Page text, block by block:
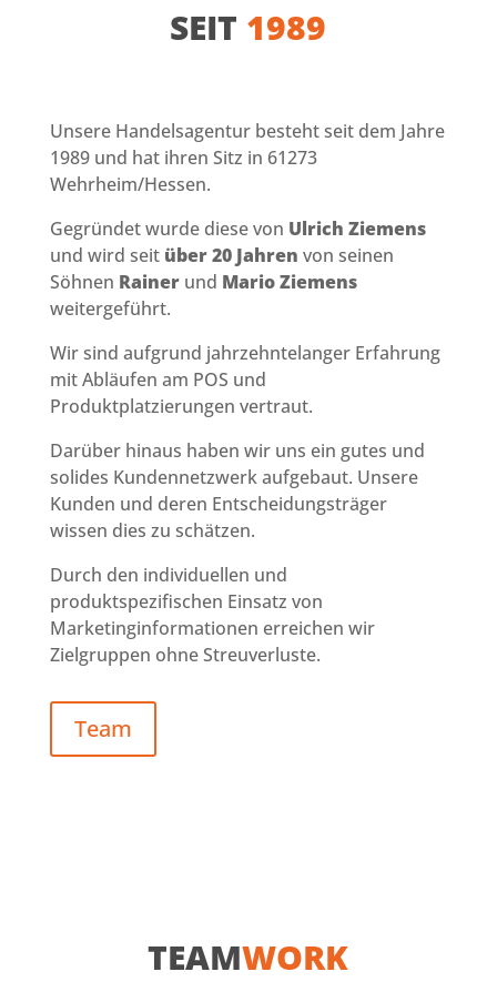
SEIT 1989
Unsere Handelsagentur besteht seit dem Jahre
1989 und hat ihren Sitz in 61273
Wehrheim/Hessen.
Gegründet wurde diese von Ulrich Ziemens
und wird seit über 20 Jahren von seinen
Söhnen Rainer und Mario Ziemens
weitergeführt.
Wir sind aufgrund jahrzehntelanger Erfahrung
mit Abläufen am POS und
Produktplatzierungen vertraut.
Darüber hinaus haben wir uns ein gutes und
solides Kundennetzwerk aufgebaut. Unsere
Kunden und deren Entscheidungsträger
wissen dies zu schätzen.
Durch den individuellen und
produktspezifischen Einsatz von
Marketinginformationen erreichen wir
Zielgruppen ohne Streuverluste.
Team
TEAMWORK